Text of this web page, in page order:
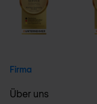
Firma
Über uns